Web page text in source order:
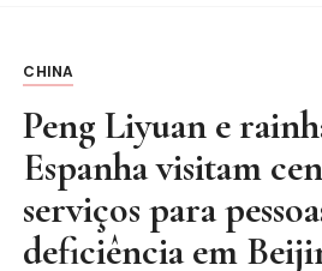
CHINA
Peng Liyuan e
Espanha visitam
serviços para
deficiência em